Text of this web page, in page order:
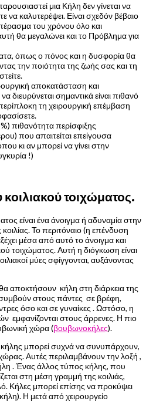
μια Κήλη δεν γίνεται να
να καλυτερέψει. Είναι σχεδόν βέβαιο
του χρόνου όλο και
θα μεγαλώνει και το Πρόβλημα για
όπως ο πόνος και η δυσφορία θα
την ποιότητα της ζωής σας και τη
αποκατάσταση και
διευρύνεται σημαντικά είναι πιθανό
τη χειρουργική επέμβαση
πιθανότητα περίσφιξης
που απαιτείται επείγουσα
κι αν μπορεί να γίνει στην
!)
κοιλιακού τοιχώματος.
είναι ένα άνοιγμα ή αδυναμία στην
Το περιτόναιο (η επένδυση
μέσα από αυτό το άνοιγμα και
τοιχώματος. Αυτή η διόγκωση είναι
μύες σφίγγονται, αυξάνοντας
αποκτήσουν κήλη στη διάρκεια της
στους πάντες σε βρέφη,
όσο και σε γυναίκες . Ωστόσο, η
εμφανίζονται στους άρρενες. Η πιο
χώρα (βουβωνοκήλες).
κήλης μπορεί συχνά να συνυπάρχουν,
Αυτές περιλαμβάνουν την λοξή ,
. Ένας άλλος τύπος κήλης, που
στη μέση γραμμή της κοιλιάς,
μπορεί επίσης να προκύψει
Η μετά από χειρουργείο